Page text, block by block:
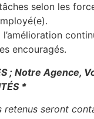
selon les
encouragés.
; Notre Agence,
*
retenus seront